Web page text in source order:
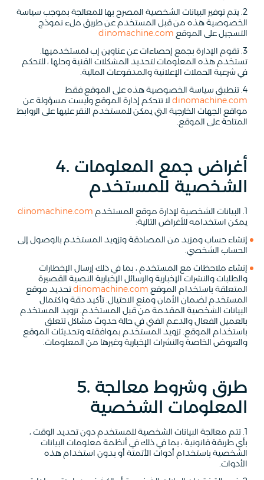
2. يتم توفير البيانات الشخصية المصرح بها للمعالجة بموجب سياسة
الخصوصية هذه من قبل المستخدم عن طريق ملء نموذج
التسجيل على الموقع dinomachine.com
3. تقوم الإدارة بجمع إحصاءات عن عناوين إب لمستخدميها.
تستخدم هذه المعلومات لتحديد المشكلات الفنية وحلها ، للتحكم
في شرعية الحملات الإعلانية والمدفوعات المالية.
4. تنطبق سياسة الخصوصية هذه على الموقع فقط
dinomachine.com لا تتحكم إدارة الموقع وليست مسؤولة عن
مواقع الجهات الخارجية التي يمكن للمستخدم النقر عليها على الروابط
المتاحة على الموقع.
4. أغراض جمع المعلومات
الشخصية للمستخدم
1. البيانات الشخصية لإدارة موقع المستخدم
dinomachine.com
يمكن استخدامه للأغراض التالية:
إنشاء حساب ومزيد من المصادقة وتزويد المستخدم بالوصول إلى
الحساب الشخصي.
إنشاء ملاحظات مع المستخدم ، بما في ذلك إرسال الإخطارات
والطلبات والنشرات الإخبارية والرسائل الإخبارية النصية القصيرة
المتعلقة باستخدام الموقع dinomachine.comتحديد موقع
المستخدم لضمان الأمان ومنع الاحتيال. تأكيد دقة واكتمال
البيانات الشخصية المقدمة من قبل المستخدم. تزويد المستخدم
بالعميل الفعال والدعم الفني في حالة حدوث مشاكل تتعلق
باستخدام الموقع. تزويد المستخدم بموافقته وتحديثات الموقع
والعروض الخاصة والنشرات الإخبارية وغيرها من المعلومات.
5. طرق وشروط معالجة
المعلومات الشخصية
1. تتم معالجة البيانات الشخصية للمستخدم دون تحديد الوقت ،
بأي طريقة قانونية ، بما في ذلك في أنظمة معلومات البيانات
الشخصية باستخدام أدوات الأتمتة أو بدون استخدام هذه
الأدوات.